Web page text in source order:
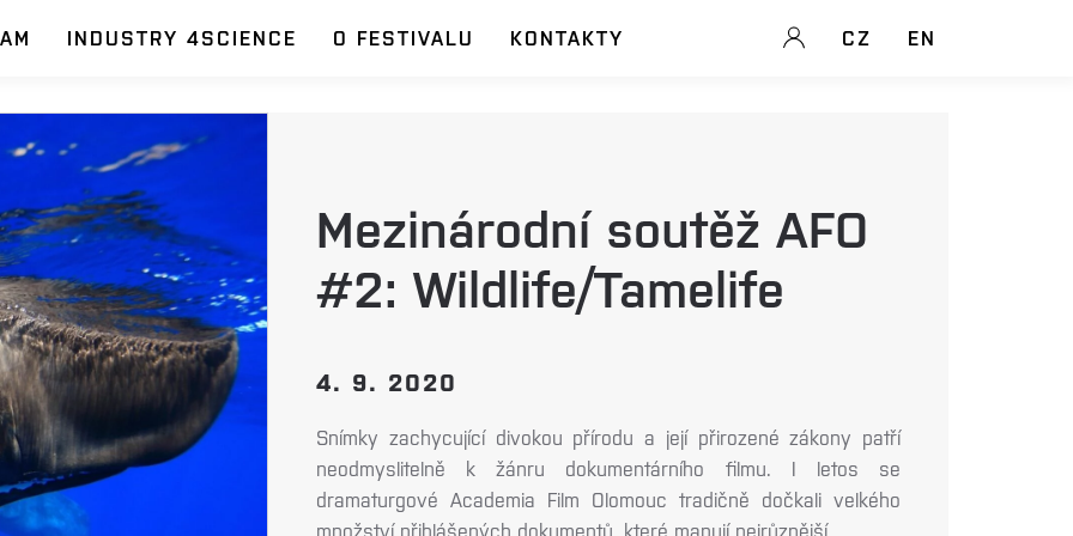
INDUSTRY 4SCIENCE O FESTIVALU KONTAKTY CZ EN
Mezinárodní soutěž AFO
#2: Wildlife/Tamelife
4. 9. 2020
Snímky zachycující divokou přírodu a její přirozené zákony patří
neodmyslitelně k žánru dokumentárního filmu. I letos se
dramaturgové Academia Film Olomouc tradičně dočkali velkého
množství přihlášených dokumentů, které mapují nejrůznější